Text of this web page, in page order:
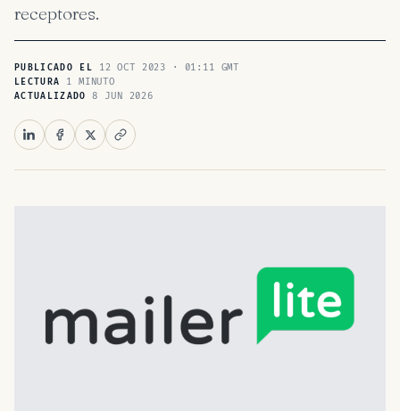
receptores.
PUBLICADO EL 12 OCT 2023 · 01:11 GMT
LECTURA 1 MINUTO
ACTUALIZADO 8 JUN 2026